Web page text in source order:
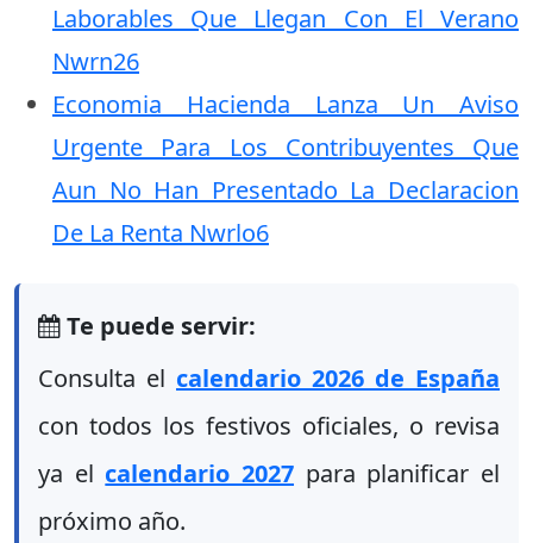
Laborables Que Llegan Con El Verano
Nwrn26
Economia Hacienda Lanza Un Aviso
Urgente Para Los Contribuyentes Que
Aun No Han Presentado La Declaracion
De La Renta Nwrlo6
Te puede servir:
Consulta el calendario 2026 de España
con todos los festivos oficiales, o revisa
ya el calendario 2027 para planificar el
próximo año.